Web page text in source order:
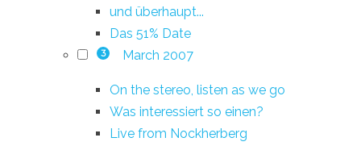
und überhaupt...
Das 51% Date
3 March 2007
On the stereo, listen as we go
Was interessiert so einen?
Live from Nockherberg